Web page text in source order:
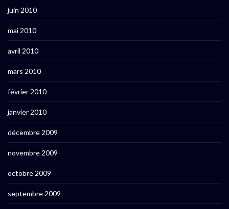
juin 2010
mai 2010
avril 2010
mars 2010
février 2010
janvier 2010
décembre 2009
novembre 2009
octobre 2009
septembre 2009